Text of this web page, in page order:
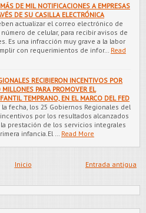
DE MIL NOTIFICACIONES A EMPRESAS
DE SU CASILLA ELECTRÓNICA
actualizar el correo electrónico de
de celular, para recibir avisos de
Es una infracción muy grave a la labor
con requerimientos de infor…
Read
RECIBIERON INCENTIVOS POR
MILLONES PARA PROMOVER EL
TEMPRANO, EN EL MARCO DEL FED
la fecha, los 25 Gobiernos Regionales del
por los resultados alcanzados
prestación de los servicios integrales
infancia.El …
Read More
Entrada antigua
Inicio